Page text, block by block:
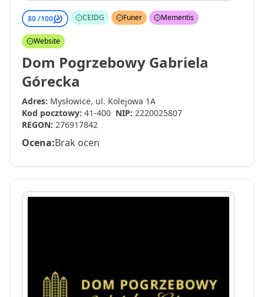
80 /100 CEIDG Funer Mementis
Website
Dom Pogrzebowy Gabriela
Górecka
Adres: Mysłowice, ul. Kolejowa 1A
Kod pocztowy: 41-400 NIP: 2220025807
REGON: 276917842
Ocena:Brak ocen